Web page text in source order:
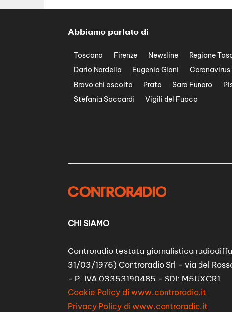
Abbiamo parlato di
Toscana Firenze Newsline Regione
Dario Nardella
Eugenio Giani Coronavirus
Bravo chi ascolta
Prato Sara Funaro
Stefania Saccardi
Vigili del Fuoco
CHI SIAMO
Controradio testata giornalistica
31/03/1976) Controradio Srl - via del
- P. IVA 03353190485 - SDI: M5UXCR1
Cookie Policy di www.controradio.it
Privacy Policy di www.controradio.it